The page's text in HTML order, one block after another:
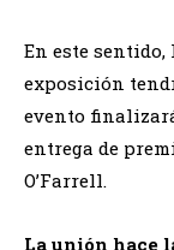
En este
exposición
evento
entrega de
O’Farrell.
La unión hace